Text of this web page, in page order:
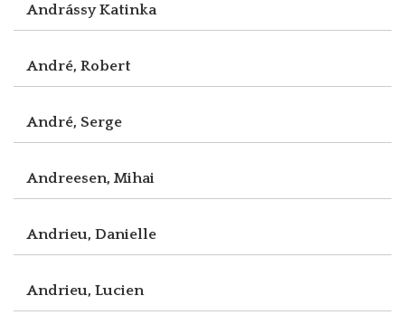
Andrássy Katinka
André, Robert
André, Serge
Andreesen, Mihai
Andrieu, Danielle
Andrieu, Lucien